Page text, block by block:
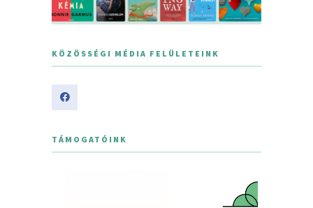
KÖZÖSSÉGI MÉDIA FELÜLETEINK
TÁMOGATÓINK